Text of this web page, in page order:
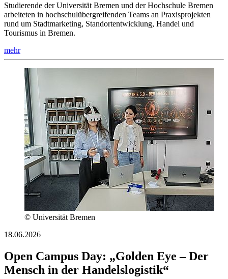
Studierende der Universität Bremen und der Hochschule Bremen
arbeiteten in hochschulübergreifenden Teams an Praxisprojekten
rund um Stadtmarketing, Standortentwicklung, Handel und
Tourismus in Bremen.
mehr
© Universität Bremen
18.06.2026
Open Campus Day: „Golden Eye – Der
Mensch in der Handelslogistik“